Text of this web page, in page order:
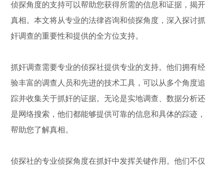
侦探角度的支持可以帮助您获得所需的信息和证据，揭开
真相。本文将从专业的法律咨询和侦探角度，深入探讨抓
奸调查的重要性和提供的全方位支持。
抓奸调查需要专业的侦探社提供专业的支持。他们拥有经
验丰富的调查人员和先进的技术工具，可以从多个角度追
踪并收集关于抓奸的证据。无论是实地调查、数据分析还
是网络搜索，他们都能够提供可靠的信息和具体的踪迹，
帮助您了解真相。
侦探社的专业侦探角度在抓奸中发挥关键作用。他们不仅